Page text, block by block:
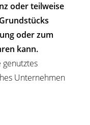
oder teilweise
oder zum
kann.
genutztes
Unternehmen